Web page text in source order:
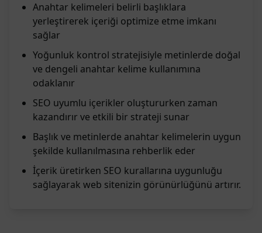
Anahtar kelimeleri belirli başlıklara
yerleştirerek içeriği optimize etme imkanı
sağlar
Yoğunluk kontrol stratejisiyle metinlerde doğal
ve dengeli anahtar kelime kullanımına
odaklanır
SEO uyumlu içerikler oluştururken zaman
kazandırır ve etkili bir strateji sunar
Başlık ve metinlerde anahtar kelimelerin uygun
şekilde kullanılmasına rehberlik eder
İçerik üretirken SEO kurallarına uygunluğu
sağlayarak web sitenizin görünürlüğünü artırır.